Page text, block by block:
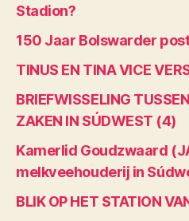
Stadion?
150 Jaar Bolswarder
TINUS EN TINA VICE
BRIEFWISSELING
ZAKEN IN SÚDWEST (4)
Kamerlid Goudzwaard
melkveehouderij in
BLIK OP HET STATION